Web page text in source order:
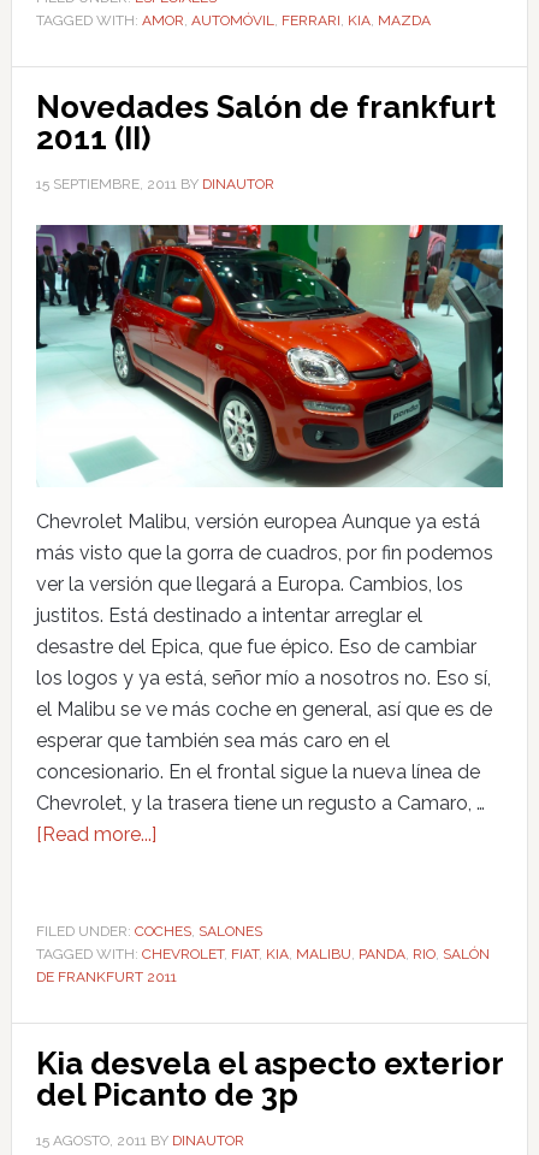
TAGGED WITH: AMOR AUTOMÓVIL FERRARI KIA, MAZDA
Novedades Salón de frankfurt
2011 (II)
15 SEPTIEMBRE, 2011 BY DINAUTOR
Chevrolet Malibu, versión europea Aunque ya está
más visto que la gorra de cuadros, por fin podemos
ver la versión que llegará a Europa. Cambios, los
justitos. Está destinado a intentar arreglar el
desastre del Epica, que fue épico. Eso de cambiar
los logos y ya está, señor mío a nosotros no. Eso sí,
el Malibu se ve más coche en general, así que es de
esperar que también sea más caro en el
concesionario. En el frontal sigue la nueva línea de
Chevrolet, y la trasera tiene un regusto a Camaro, …
[Read more...]
FILED UNDER: COCHES, SALONES
TAGGED WITH: CHEVROLET, FIAT, KIA, MALIBU PANDA, RIO, SALÓN
DE FRANKFURT 2011
Kia desvela el aspecto exterior
del Picanto de 3p
15 AGOSTO, 2011 BY DINAUTOR